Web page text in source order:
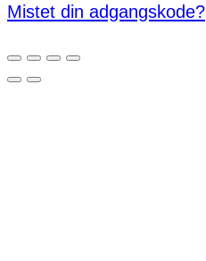
Mistet din adgangskode?